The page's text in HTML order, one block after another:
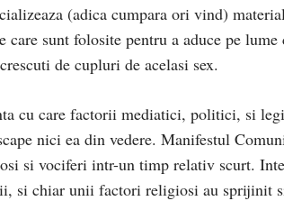
(adica cumpara ori vind)
care sunt folosite pentru a aduce pe
de cupluri de acelasi sex.
cu care factorii mediatici, politici, si
nici ea din vedere. Manifestul
si vociferi intr-un timp relativ scurt.
si chiar unii factori religiosi au sprijinit